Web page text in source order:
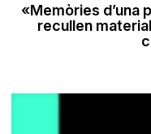
«Memòries d’una
recullen